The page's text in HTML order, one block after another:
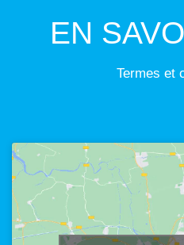
EN
Termes et